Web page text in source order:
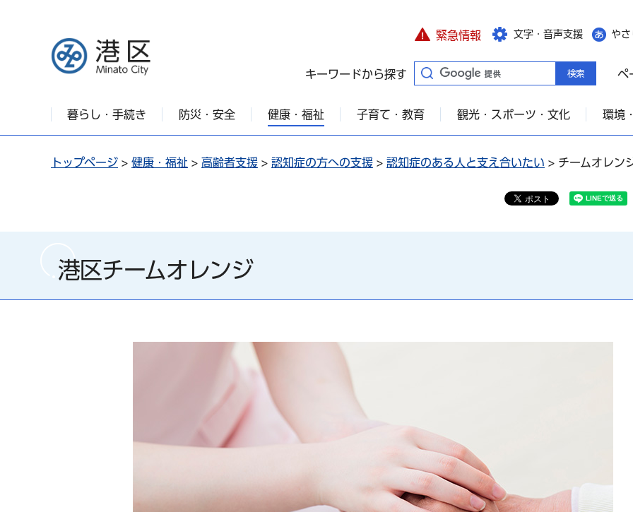
港区
緊急情報 文字・音声支援 や
キーワードから探す ペ
暮らし・手続き 防災・安全 健康・福祉 子育て・教育 観光・スポーツ・文化 環境
トップページ > 健康・福祉 > 高齢者支援 > 認知症の方への支援 > 認知症のある人と支え合いたい > チームオレン
港区チームオレンジ